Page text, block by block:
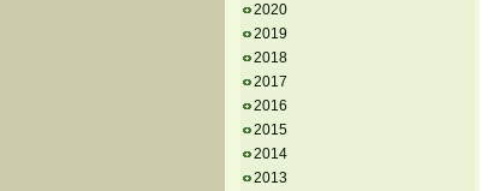
2020
2019
2018
2017
2016
2015
2014
2013